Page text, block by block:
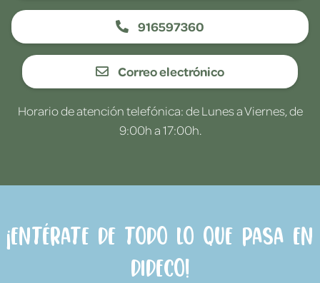
916597360
Correo electrónico
Horario de atención telefónica: de Lunes a Viernes, de
9:00h a 17:00h.
¡Entérate de todo lo que pasa en
Dideco!